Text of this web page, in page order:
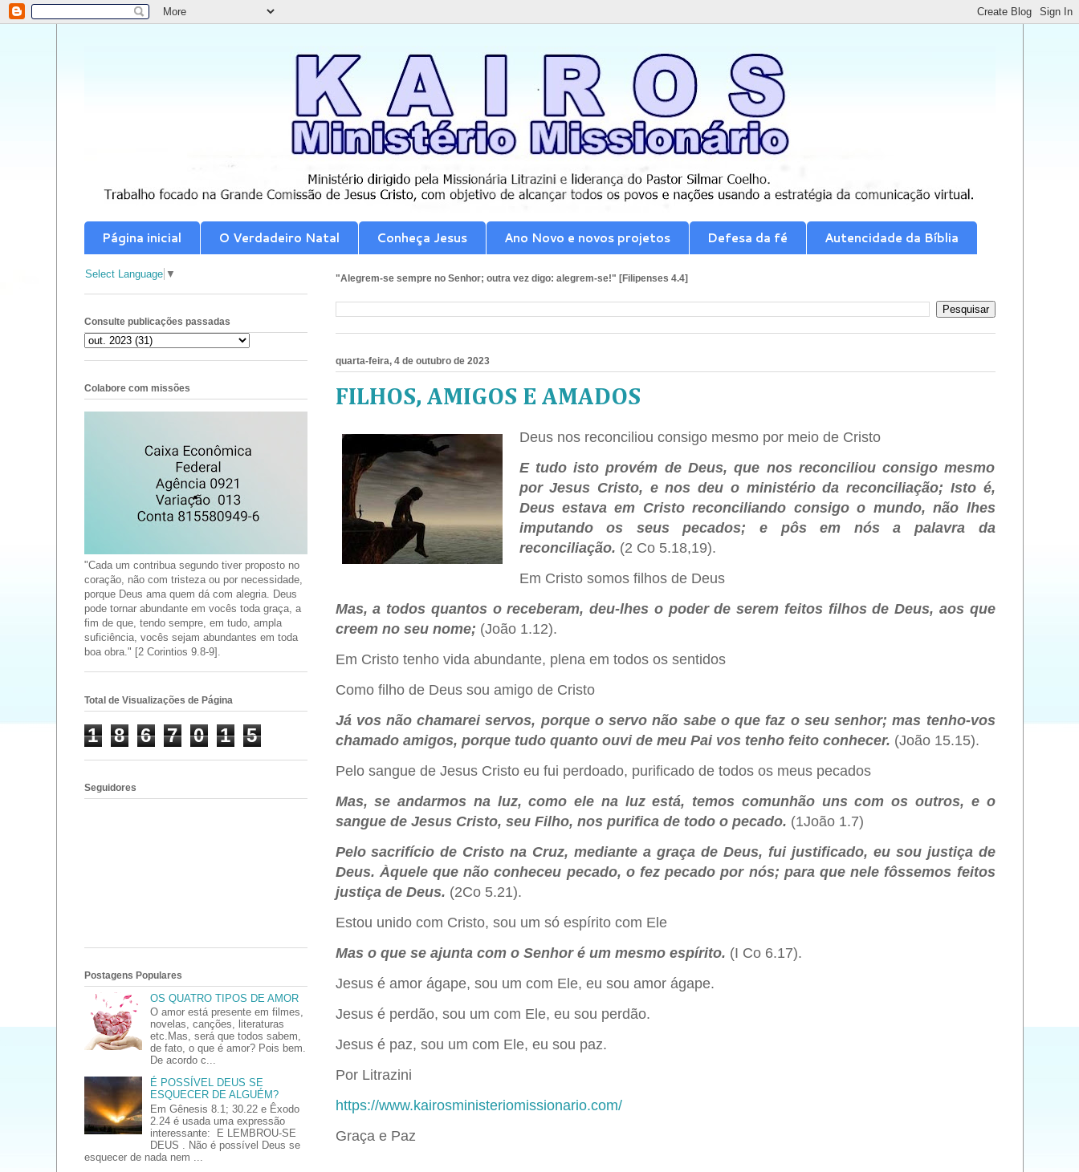
Página inicial O Verdadeiro Natal Conheça Jesus Ano Novo e novos projetos Defesa da fé Autencidade da Bíblia
"Alegrem-se sempre no Senhor; outra vez digo: alegrem-se!" [Filipenses 4.4]
quarta-feira, 4 de outubro de 2023
FILHOS, AMIGOS E AMADOS
Deus nos reconciliou consigo mesmo por meio de Cristo
E tudo isto provém de Deus, que nos reconciliou consigo mesmo
por Jesus Cristo, e nos deu o ministério da reconciliação; Isto é,
Deus estava em Cristo reconciliando consigo o mundo, não lhes
imputando os seus pecados; e pôs em nós a palavra da
reconciliação. (2 Co 5.18,19).
Em Cristo somos filhos de Deus
Mas, a todos quantos o receberam, deu-lhes o poder de serem feitos filhos de Deus, aos que
creem no seu nome; (João 1.12).
Em Cristo tenho vida abundante, plena em todos os sentidos
Como filho de Deus sou amigo de Cristo
Já vos não chamarei servos, porque o servo não sabe o que faz o seu senhor; mas tenho-vos
chamado amigos, porque tudo quanto ouvi de meu Pai vos tenho feito conhecer. (João 15.15).
Pelo sangue de Jesus Cristo eu fui perdoado, purificado de todos os meus pecados
Mas, se andarmos na luz, como ele na luz está, temos comunhão uns com os outros, e o
sangue de Jesus Cristo, seu Filho, nos purifica de todo o pecado. (1João 1.7)
Pelo sacrifício de Cristo na Cruz, mediante a graça de Deus, fui justificado, eu sou justiça de
Deus. Àquele que não conheceu pecado, o fez pecado por nós; para que nele fôssemos feitos
justiça de Deus. (2Co 5.21).
Estou unido com Cristo, sou um só espírito com Ele
Mas o que se ajunta com o Senhor é um mesmo espírito. (I Co 6.17).
Jesus é amor ágape, sou um com Ele, eu sou amor ágape.
Jesus é perdão, sou um com Ele, eu sou perdão.
Jesus é paz, sou um com Ele, eu sou paz.
Por Litrazini
https://www.kairosministeriomissionario.com/
Graça e Paz
Select Language ▼
Consulte publicações passadas
Colabore com missões
"Cada um contribua segundo tiver proposto no
coração, não com tristeza ou por necessidade,
porque Deus ama quem dá com alegria. Deus
pode tornar abundante em vocês toda graça, a
fim de que, tendo sempre, em tudo, ampla
suficiência, vocês sejam abundantes em toda
boa obra." [2 Corintios 9.8-9].
Total de Visualizações de Página
1 8 6 7 0 1 5
Seguidores
Postagens Populares
OS QUATRO TIPOS DE AMOR
O amor está presente em filmes,
novelas, canções, literaturas
etc.Mas, será que todos sabem,
de fato, o que é amor? Pois bem.
De acordo c...
É POSSÍVEL DEUS SE
ESQUECER DE ALGUÉM?
Em Gênesis 8.1; 30.22 e Êxodo
2.24 é usada uma expressão
interessante: E LEMBROU-SE
DEUS . Não é possível Deus se
esquecer de nada nem ...